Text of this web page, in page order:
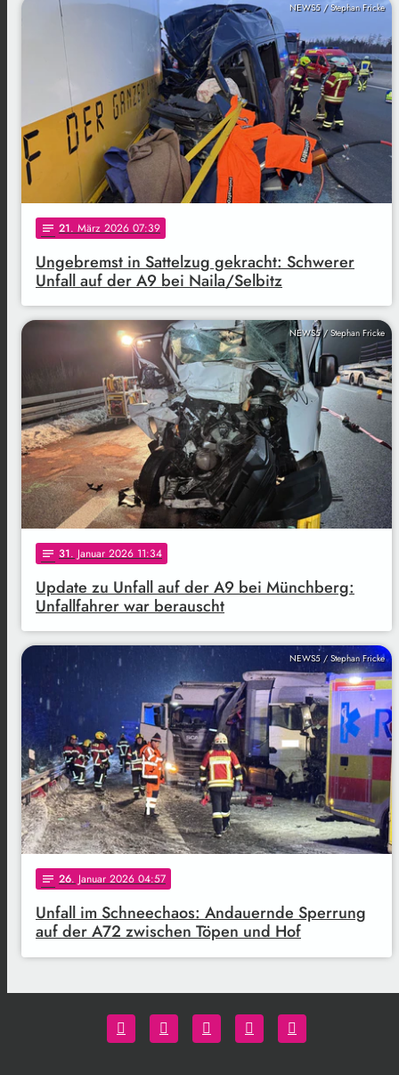
NEWS5 / Stephan Fricke
notes 21. März 2026 07:39
Ungebremst in Sattelzug gekracht: Schwerer
Unfall auf der A9 bei Naila/Selbitz
NEWS5 / Stephan Fricke
notes 31. Januar 2026 11:34
Update zu Unfall auf der A9 bei Münchberg:
Unfallfahrer war berauscht
NEWS5 / Stephan Fricke
notes 26. Januar 2026 04:57
Unfall im Schneechaos: Andauernde Sperrung
auf der A72 zwischen Töpen und Hof